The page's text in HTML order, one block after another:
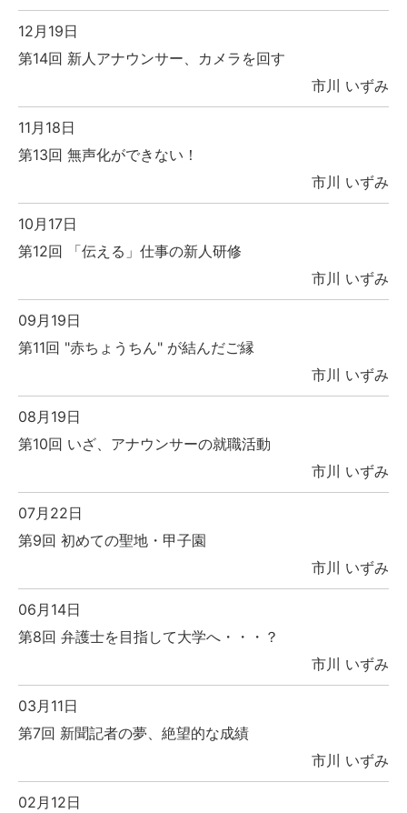
12月19日
第14回 新人アナウンサー、カメラを回す
市川 いずみ
11月18日
第13回 無声化ができない！
市川 いずみ
10月17日
第12回 「伝える」仕事の新人研修
市川 いずみ
09月19日
第11回 "赤ちょうちん" が結んだご縁
市川 いずみ
08月19日
第10回 いざ、アナウンサーの就職活動
市川 いずみ
07月22日
第9回 初めての聖地・甲子園
市川 いずみ
06月14日
第8回 弁護士を目指して大学へ・・・？
市川 いずみ
03月11日
第7回 新聞記者の夢、絶望的な成績
市川 いずみ
02月12日